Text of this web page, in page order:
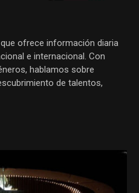
ofrece información diaria
e internacional. Con
hablamos sobre
de talentos,